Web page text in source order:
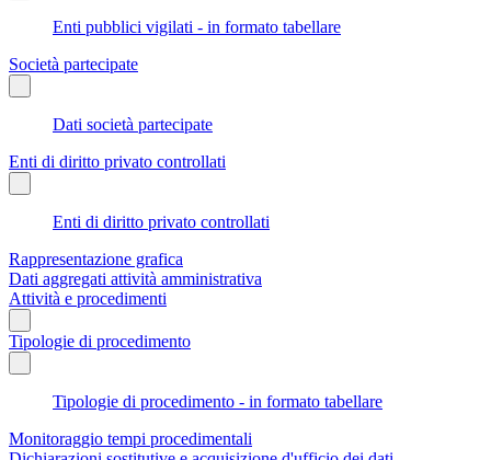
Enti pubblici vigilati - in formato tabellare
Società partecipate
Dati società partecipate
Enti di diritto privato controllati
Enti di diritto privato controllati
Rappresentazione grafica
Dati aggregati attività amministrativa
Attività e procedimenti
Tipologie di procedimento
Tipologie di procedimento - in formato tabellare
Monitoraggio tempi procedimentali